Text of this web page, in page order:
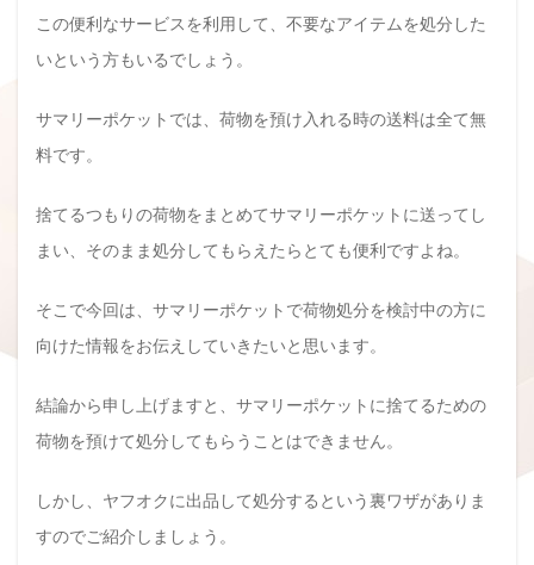
この便利なサービスを利用して、不要なアイテムを処分した
いという方もいるでしょう。
サマリーポケットでは、荷物を預け入れる時の送料は全て無
料です。
捨てるつもりの荷物をまとめてサマリーポケットに送ってし
まい、そのまま処分してもらえたらとても便利ですよね。
そこで今回は、サマリーポケットで荷物処分を検討中の方に
向けた情報をお伝えしていきたいと思います。
結論から申し上げますと、サマリーポケットに捨てるための
荷物を預けて処分してもらうことはできません。
しかし、ヤフオクに出品して処分するという裏ワザがありま
すのでご紹介しましょう。